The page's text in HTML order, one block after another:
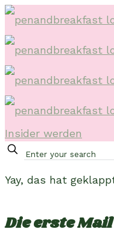
Insider werden
Yay, das hat
Die erste